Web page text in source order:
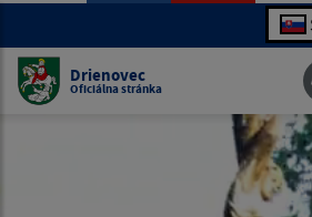
Drienovec
Oficiálna stránka